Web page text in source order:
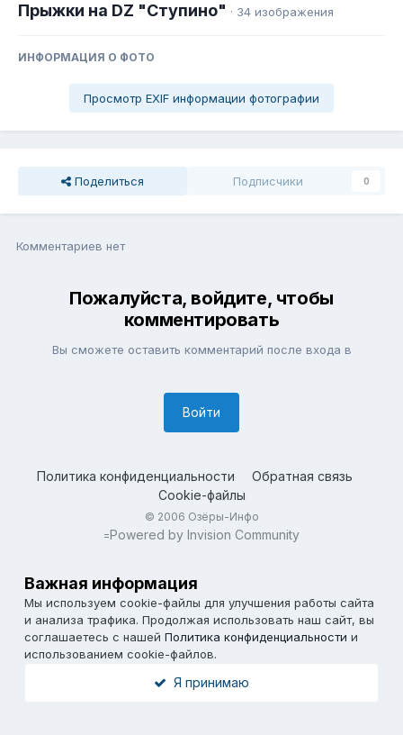
Прыжки на DZ "Ступино" · 34 изображения
ИНФОРМАЦИЯ О ФОТО
Просмотр EXIF информации фотографии
Поделиться Подписчики 0
Комментариев нет
Пожалуйста, войдите, чтобы
комментировать
Вы сможете оставить комментарий после входа в
Войти
Политика конфиденциальности
Обратная связь
Cookie-файлы
© 2006 Озёры-Инфо
=Powered by Invision Community
Важная информация
Мы используем cookie-файлы для улучшения работы сайта
и анализа трафика. Продолжая использовать наш сайт, вы
соглашаетесь с нашей Политика конфиденциальности и
использованием cookie-файлов.
Я принимаю